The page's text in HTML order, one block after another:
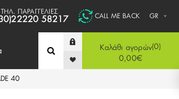
ΤΗΛ. ΠΑΡΑΓΓΕΛΙΕΣ
58217 CALL ME BACK
Καλάθι αγορών 0
0,00€
40